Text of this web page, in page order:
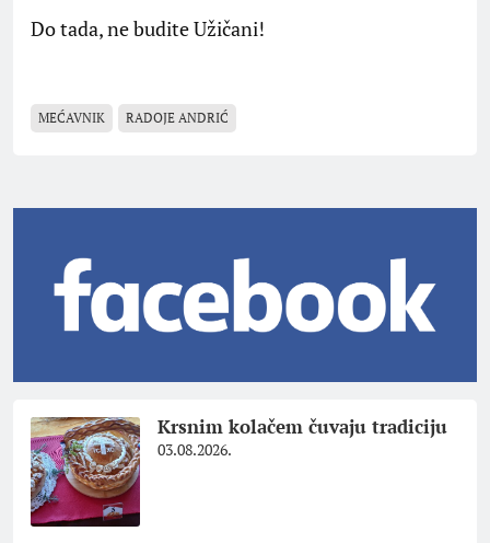
Do tada, ne budite Užičani!
MEĆAVNIK RADOJE ANDRIĆ
Krsnim kolačem čuvaju tradiciju
03.08.2026.